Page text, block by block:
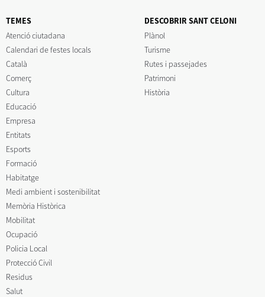
TEMES
Atenció ciutadana
Calendari de festes locals
Català
Comerç
Cultura
Educació
Empresa
Entitats
Esports
Formació
Habitatge
Medi ambient i sostenibilitat
Memòria Històrica
Mobilitat
Ocupació
Policia Local
Protecció Civil
Residus
Salut
DESCOBRIR SANT CELONI
Plànol
Turisme
Rutes i passejades
Patrimoni
Història